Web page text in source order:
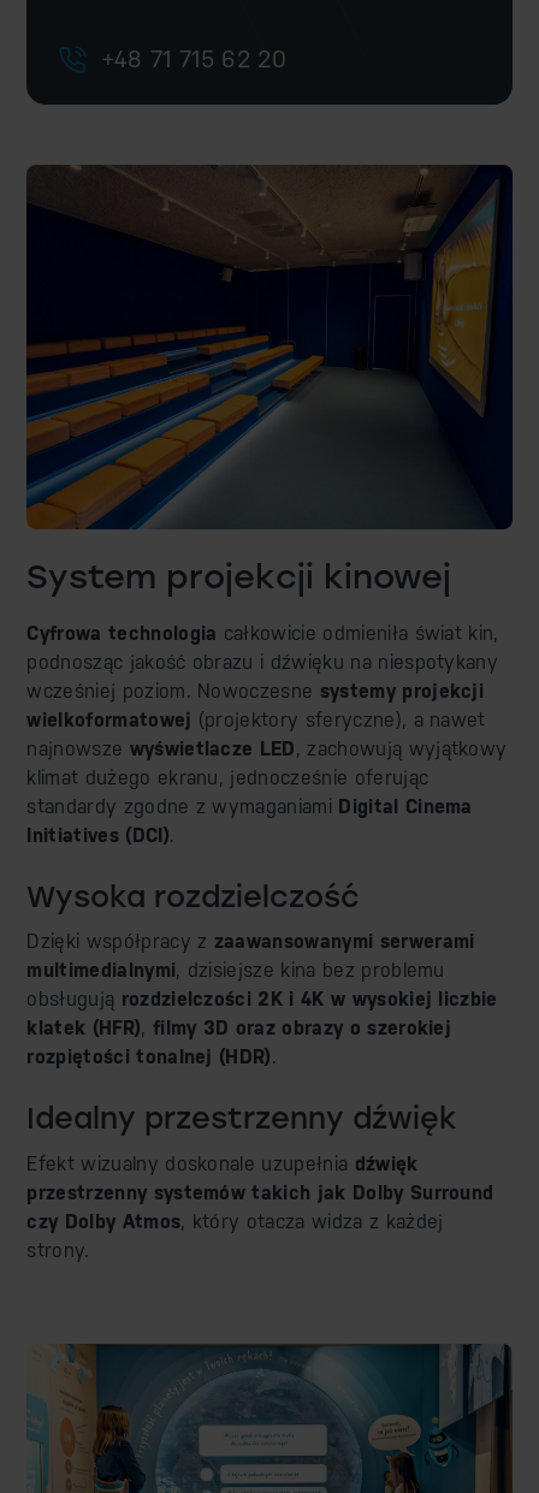
+48 71 715 62 20
System projekcji kinowej
Cyfrowa technologia całkowicie odmieniła świat kin,
podnosząc jakość obrazu i dźwięku na niespotykany
wcześniej poziom. Nowoczesne systemy projekcji
wielkoformatowej (projektory sferyczne), a nawet
najnowsze wyświetlacze LED, zachowują wyjątkowy
klimat dużego ekranu, jednocześnie oferując
standardy zgodne z wymaganiami Digital Cinema
Initiatives (DCI).
Wysoka rozdzielczość
Dzięki współpracy z zaawansowanymi serwerami
multimedialnymi, dzisiejsze kina bez problemu
obsługują rozdzielczości 2K i 4K w wysokiej liczbie
klatek (HFR), filmy 3D oraz obrazy o szerokiej
rozpiętości tonalnej (HDR).
Idealny przestrzenny dźwięk
Efekt wizualny doskonale uzupełnia dźwięk
przestrzenny systemów takich jak Dolby Surround
czy Dolby Atmos, który otacza widza z każdej
strony.